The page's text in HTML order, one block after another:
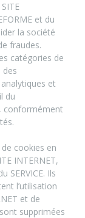
et du
la société
fraudes.
catégories de
et
du
conformément
de cookies en
INTERNET,
SERVICE. Ils
l’utilisation
et de
supprimées